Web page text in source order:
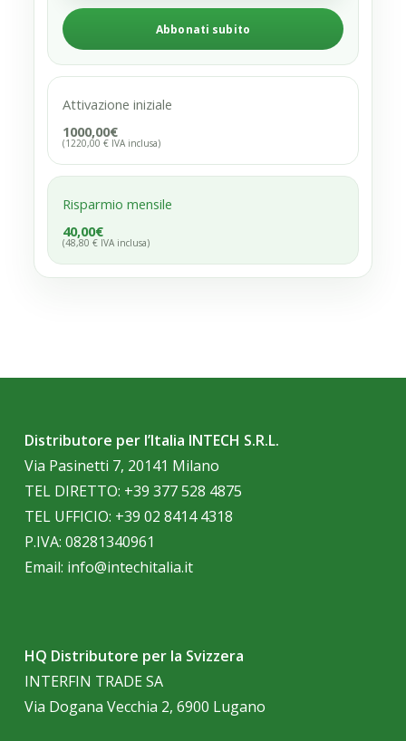
Attivazione iniziale
1000,00€
(1220,00 € IVA inclusa)
Risparmio mensile
40,00€
(48,80 € IVA inclusa)
Abbonati subito
Distributore per l’Italia INTECH S.R.L.
Via Pasinetti 7, 20141 Milano
TEL DIRETTO: +39 377 528 4875
TEL UFFICIO: +39 02 8414 4318
P.IVA: 08281340961
Email: info@intechitalia.it
HQ Distributore per la Svizzera
INTERFIN TRADE SA
Via Dogana Vecchia 2, 6900 Lugano